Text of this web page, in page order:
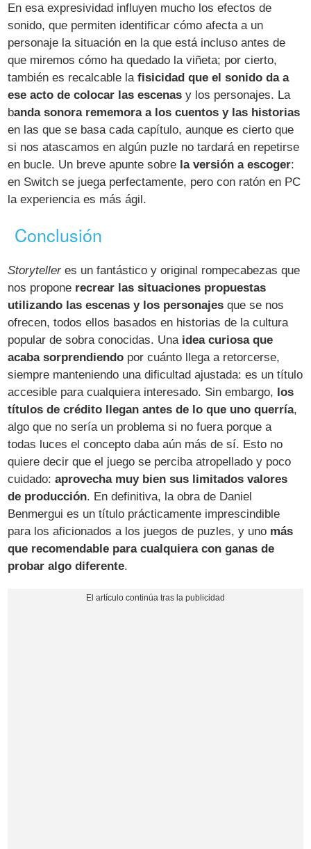
En esa expresividad influyen mucho los efectos de
sonido, que permiten identificar cómo afecta a un
personaje la situación en la que está incluso antes de
que miremos cómo ha quedado la viñeta; por cierto,
también es recalcable lafisicidad que el sonido da a
ese acto de colocar las escenas y los personajes. La
banda sonora rememora a los cuentos y las historias
en las que se basa cada capítulo, aunque es cierto que
si nos atascamos en algún puzle no tardará en repetirse
en bucle. Un breve apunte sobre la versión a escoger:
en Switch se juega perfectamente, pero con ratón en PC
la experiencia es más ágil.
Conclusión
Storytelleres un fantástico y original rompecabezas que
nos propone recrear las situaciones propuestas
utilizando las escenas y los personajes que se nos
ofrecen, todos ellos basados en historias de la cultura
popular de sobra conocidas. Una idea curiosa que
acaba sorprendiendo por cuánto llega a retorcerse,
siempre manteniendo una dificultad ajustada: es un título
accesible para cualquiera interesado. Sin embargo, los
títulos de crédito llegan antes de lo que uno querría,
algo que no sería un problema si no fuera porque a
todas luces el concepto daba aún más de sí. Esto no
quiere decir que el juego se perciba atropellado y poco
cuidado:aprovecha muy bien sus limitados valores
de producción. En definitiva, la obra de Daniel
Benmergui es un título prácticamente imprescindible
para los aficionados a los juegos de puzles, y uno más
que recomendable para cualquiera con ganas de
probar algo diferente.